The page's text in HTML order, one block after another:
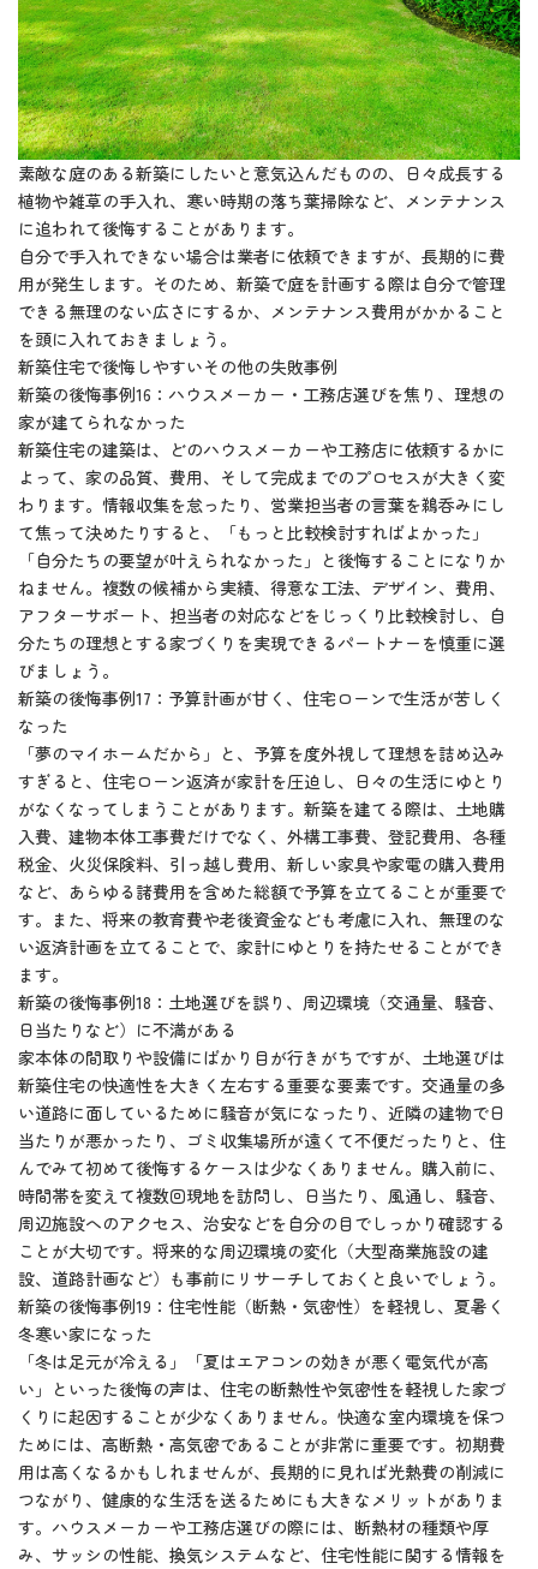
素敵な庭のある新築にしたいと意気込んだものの、日々成長する
植物や雑草の手入れ、寒い時期の落ち葉掃除など、メンテナンス
に追われて後悔することがあります。
自分で手入れできない場合は業者に依頼できますが、長期的に費
用が発生します。そのため、新築で庭を計画する際は自分で管理
できる無理のない広さにするか、メンテナンス費用がかかること
を頭に入れておきましょう。
新築住宅で後悔しやすいその他の失敗事例
新築の後悔事例16：ハウスメーカー・工務店選びを焦り、理想の
家が建てられなかった
新築住宅の建築は、どのハウスメーカーや工務店に依頼するかに
よって、家の品質、費用、そして完成までのプロセスが大きく変
わります。情報収集を怠ったり、営業担当者の言葉を鵜呑みにし
て焦って決めたりすると、「もっと比較検討すればよかった」
「自分たちの要望が叶えられなかった」と後悔することになりか
ねません。複数の候補から実績、得意な工法、デザイン、費用、
アフターサポート、担当者の対応などをじっくり比較検討し、自
分たちの理想とする家づくりを実現できるパートナーを慎重に選
びましょう。
新築の後悔事例17：予算計画が甘く、住宅ローンで生活が苦しく
なった
「夢のマイホームだから」と、予算を度外視して理想を詰め込み
すぎると、住宅ローン返済が家計を圧迫し、日々の生活にゆとり
がなくなってしまうことがあります。新築を建てる際は、土地購
入費、建物本体工事費だけでなく、外構工事費、登記費用、各種
税金、火災保険料、引っ越し費用、新しい家具や家電の購入費用
など、あらゆる諸費用を含めた総額で予算を立てることが重要で
す。また、将来の教育費や老後資金なども考慮に入れ、無理のな
い返済計画を立てることで、家計にゆとりを持たせることができ
ます。
新築の後悔事例18：土地選びを誤り、周辺環境（交通量、騒音、
日当たりなど）に不満がある
家本体の間取りや設備にばかり目が行きがちですが、土地選びは
新築住宅の快適性を大きく左右する重要な要素です。交通量の多
い道路に面しているために騒音が気になったり、近隣の建物で日
当たりが悪かったり、ゴミ収集場所が遠くて不便だったりと、住
んでみて初めて後悔するケースは少なくありません。購入前に、
時間帯を変えて複数回現地を訪問し、日当たり、風通し、騒音、
周辺施設へのアクセス、治安などを自分の目でしっかり確認する
ことが大切です。将来的な周辺環境の変化（大型商業施設の建
設、道路計画など）も事前にリサーチしておくと良いでしょう。
新築の後悔事例19：住宅性能（断熱・気密性）を軽視し、夏暑く
冬寒い家になった
「冬は足元が冷える」「夏はエアコンの効きが悪く電気代が高
い」といった後悔の声は、住宅の断熱性や気密性を軽視した家づ
くりに起因することが少なくありません。快適な室内環境を保つ
ためには、高断熱・高気密であることが非常に重要です。初期費
用は高くなるかもしれませんが、長期的に見れば光熱費の削減に
つながり、健康的な生活を送るためにも大きなメリットがありま
す。ハウスメーカーや工務店選びの際には、断熱材の種類や厚
み、サッシの性能、換気システムなど、住宅性能に関する情報を